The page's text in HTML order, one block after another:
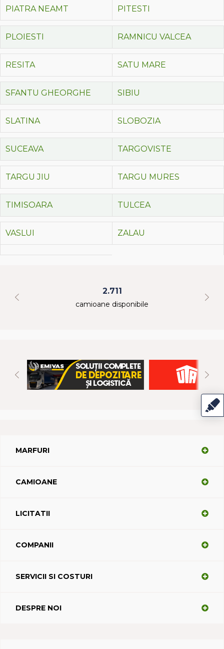
PIATRA NEAMT PITESTI
PLOIESTI RAMNICU VALCEA
RESITA SATU MARE
SFANTU GHEORGHE SIBIU
SLATINA SLOBOZIA
SUCEAVA TARGOVISTE
TARGU JIU TARGU MURES
TIMISOARA TULCEA
VASLUI ZALAU
2.711
camioane disponibile
MARFURI
CAMIOANE
LICITATII
COMPANII
SERVICII SI COSTURI
DESPRE NOI